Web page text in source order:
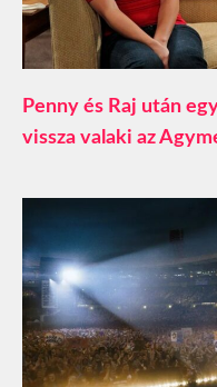
Penny és Raj után
vissza valaki az